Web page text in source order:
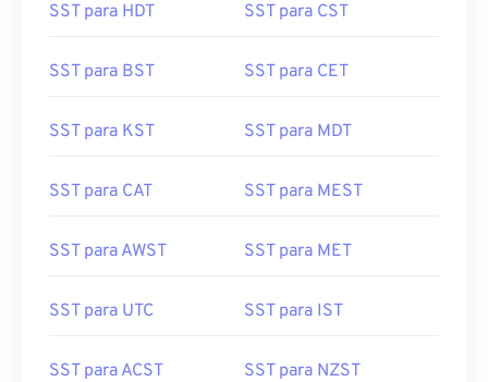
SST para HDT SST para CST
SST para BST SST para CET
SST para KST SST para MDT
SST para CAT SST para MEST
SST para AWST SST para MET
SST para UTC SST para IST
SST para ACST SST para NZST